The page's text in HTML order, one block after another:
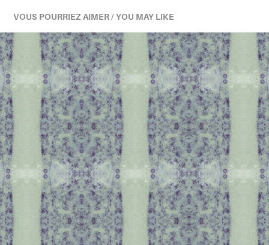
VOUS POURRIEZ AIMER / YOU MAY LIKE